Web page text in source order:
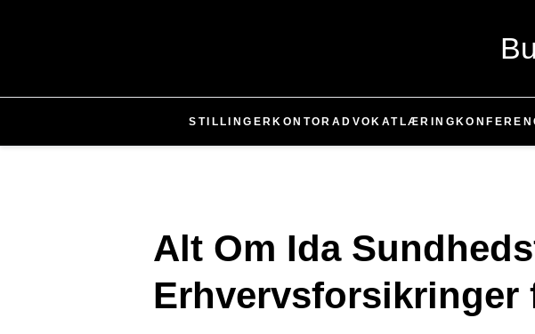
STILLINGER KONTOR ADVOKAT LÆRING
Alt Om Ida